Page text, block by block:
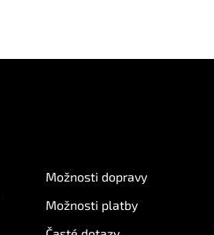
Možnosti dopravy
Možnosti platby